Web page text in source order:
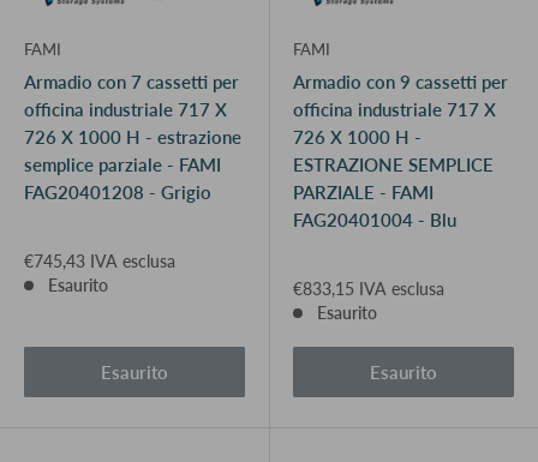
FAMI
Armadio con 7 cassetti per
officina industriale 717 X
726 X 1000 H - estrazione
semplice parziale - FAMI
FAG20401208 - Grigio
€745,43 IVA esclusa
Esaurito
Esaurito
FAMI
Armadio con 9 cassetti per
officina industriale 717 X
726 X 1000 H -
ESTRAZIONE SEMPLICE
PARZIALE - FAMI
FAG20401004 - Blu
€833,15 IVA esclusa
Esaurito
Esaurito